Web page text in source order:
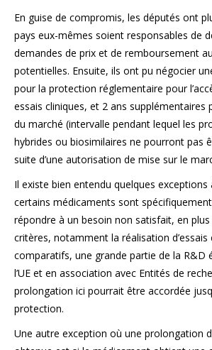
En guise de compromis, les députés ont
pays eux-mêmes soient responsables de
demandes de prix et de remboursement
potentielles. Ensuite, ils ont pu négocier
pour la protection réglementaire pour
essais cliniques, et 2 ans supplémentaires
du marché (intervalle pendant lequel les
hybrides ou biosimilaires ne pourront pas
suite d’une autorisation de mise sur le
Il existe bien entendu quelques exceptions
certains médicaments sont
répondre à un besoin non satisfait, en
critères, notamment la réalisation d’essais
comparatifs, une grande partie de la R&D
l’UE et en association avec Entités de
prolongation ici pourrait être accordée
protection.
Une autre exception où une prolongation